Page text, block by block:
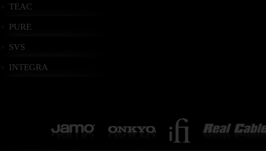
TEAC
PURE
SVS
INTEGRA